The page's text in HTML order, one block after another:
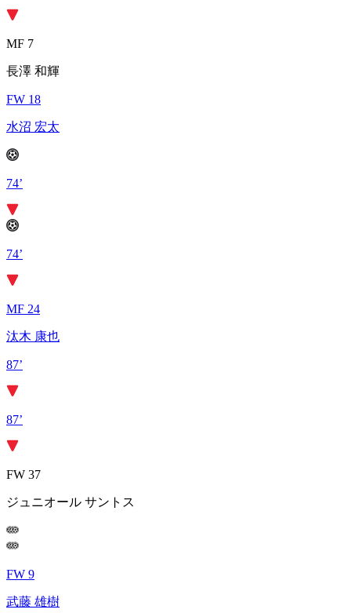
MF 7
長澤 和輝
FW 18
水沼 宏太
74’
74’
MF 24
汰木 康也
87’
87’
FW 37
ジュニオール サントス
FW 9
武藤 雄樹